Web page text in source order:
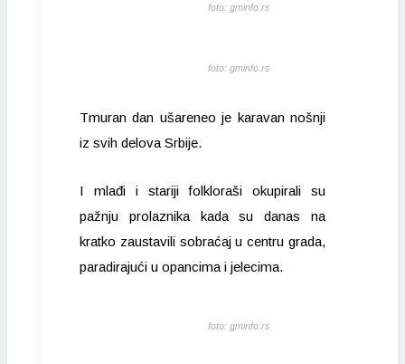
foto: gminfo.rs
foto: gminfo.rs
Tmuran dan ušareneo je karavan nošnji
iz svih delova Srbije.
I mlađi i stariji folkloraši okupirali su
pažnju prolaznika kada su danas na
kratko zaustavili sobraćaj u centru grada,
paradirajući u opancima i jelecima.
foto: gminfo.rs